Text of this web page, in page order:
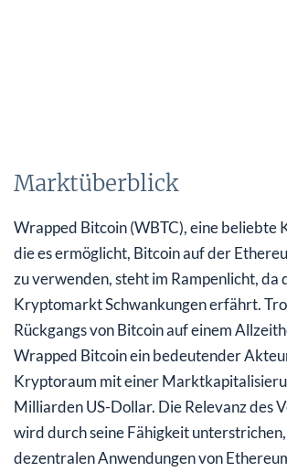
Marktüberblick
Wrapped Bitcoin (WBTC), eine beliebte
die es ermöglicht, Bitcoin auf der
zu verwenden, steht im Rampenlicht,
Kryptomarkt Schwankungen erfährt.
Rückgangs von Bitcoin auf einem
Wrapped Bitcoin ein bedeutender
Kryptoraum mit einer
Milliarden US-Dollar. Die Relevanz des
wird durch seine Fähigkeit
dezentralen Anwendungen von